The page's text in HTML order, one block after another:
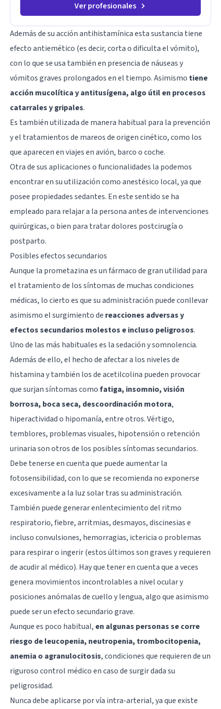
Ver profesionales
Además de su acción antihistamínica esta sustancia tiene
efecto antiemético (es decir, corta o dificulta el vómito),
con lo que se usa también en presencia de náuseas y
vómitos graves prolongados en el tiempo. Asimismo tiene
acción mucolítica y antitusígena, algo útil en procesos
catarrales y gripales.
Es también utilizada de manera habitual para la prevención
y el tratamientos de mareos de origen cinético, como los
que aparecen en viajes en avión, barco o coche.
Otra de sus aplicaciones o funcionalidades la podemos
encontrar en su utilización como anestésico local, ya que
posee propiedades sedantes. En este sentido se ha
empleado para relajar a la persona antes de intervenciones
quirúrgicas, o bien para tratar dolores postcirugía o
postparto.
Posibles efectos secundarios
Aunque la prometazina es un fármaco de gran utilidad para
el tratamiento de los síntomas de muchas condiciones
médicas, lo cierto es que su administración puede conllevar
asimismo el surgimiento de reacciones adversas y
efectos secundarios molestos e incluso peligrosos.
Uno de las más habituales es la sedación y somnolencia.
Además de ello, el hecho de afectar a los niveles de
histamina y también los de acetilcolina pueden provocar
que surjan síntomas comofatiga, insomnio, visión
borrosa, boca seca, descoordinación motora,
hiperactividad o hipomanía, entre otros. Vértigo,
temblores, problemas visuales, hipotensión o retención
urinaria son otros de los posibles síntomas secundarios.
Debe tenerse en cuenta que puede aumentar la
fotosensibilidad, con lo que se recomienda no exponerse
excesivamente a la luz solar tras su administración.
También puede generar enlentecimiento del ritmo
respiratorio, fiebre, arritmias, desmayos, discinesias e
incluso convulsiones, hemorragias, ictericia o problemas
para respirar o ingerir (estos últimos son graves y requieren
de acudir al médico). Hay que tener en cuenta que a veces
genera movimientos incontrolables a nivel ocular y
posiciones anómalas de cuello y lengua, algo que asimismo
puede ser un efecto secundario grave.
Aunque es poco habitual, en algunas personas se corre
riesgo de leucopenia, neutropenia, trombocitopenia,
anemia o agranulocitosis, condiciones que requieren de un
riguroso control médico en caso de surgir dada su
peligrosidad.
Nunca debe aplicarse por vía intra-arterial, ya que existe